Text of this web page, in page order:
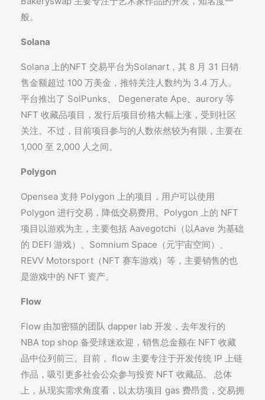
般。
Solana
Solana 上的NFT 交易平台为Solanart，其 8 月 31 日销
售金额超过 100 万美金，推特关注人数约为 3.4 万人。
平台推出了 SolPunks、 Degenerate Ape、aurory 等
NFT 收藏品项目，发行后项目价格大幅上涨，受到社区
关注。不过，目前项目参与的人数依然较为有限，主要在
1,000 至 2,000 人之间。
Polygon
Opensea 支持 Polygon 上的项目，用户可以使用
Polygon 进行交易，降低交易费用。Polygon 上的 NFT
项目以游戏为主，主要包括 Aavegotchi（以Aave 为基础
的 DEFI 游戏）、Somnium Space（元宇宙空间）、
REVV Motorsport（NFT 赛车游戏）等，主要销售的也
是游戏中的 NFT 资产。
Flow
Flow 由加密猫的团队 dapper lab 开发，去年发行的
NBA top shop 备受球迷欢迎，销售总金额在 NFT 收藏
品中位列前三。目前， flow 主要专注于开发传统 IP 上链
作品，吸引更多社会公众参与投资 NFT 收藏品。 总体
上，从现实需求角度看，以太坊项目 gas 费昂贵，交易拥